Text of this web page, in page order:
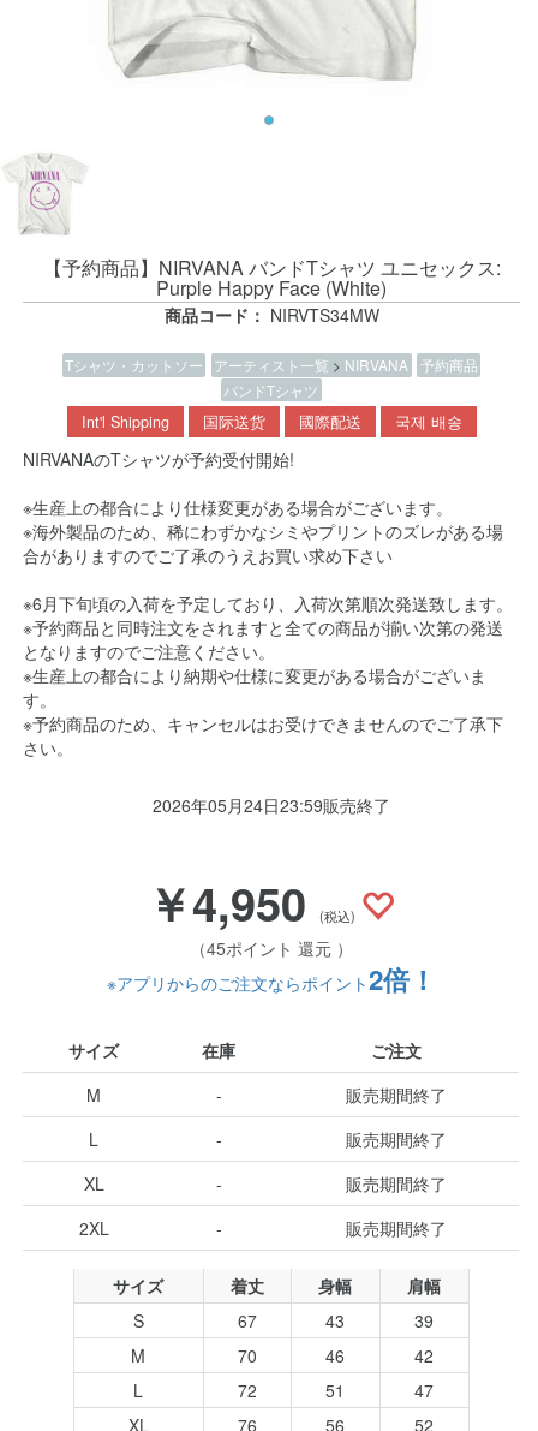
【予約商品】NIRVANA バンドTシャツ ユニセックス:
Purple Happy Face (White)
商品コード： NIRVTS34MW
Tシャツ・カットソー アーティスト一覧 > NIRVANA 予約商品
バンドTシャツ
Int'l Shipping 国际送货 國際配送 국제 배송
NIRVANAのTシャツが予約受付開始!
※生産上の都合により仕様変更がある場合がございます。
※海外製品のため、稀にわずかなシミやプリントのズレがある場
合がありますのでご了承のうえお買い求め下さい
※6月下旬頃の入荷を予定しており、入荷次第順次発送致します。
※予約商品と同時注文をされますと全ての商品が揃い次第の発送
となりますのでご注意ください。
※生産上の都合により納期や仕様に変更がある場合がございま
す。
※予約商品のため、キャンセルはお受けできませんのでご了承下
さい。
2026年05月24日23:59販売終了
￥4,950 (税込)
（45ポイント 還元 ）
※アプリからのご注文ならポイント2倍！
サイズ 在庫
ご注文
M
-
販売期間終了
L
-
販売期間終了
XL
-
販売期間終了
2XL
- 販売期間終了
サイズ 着丈 身幅
肩幅
S
67 43
39
M
70 46
42
L
72 51
47
XL
76 56 52